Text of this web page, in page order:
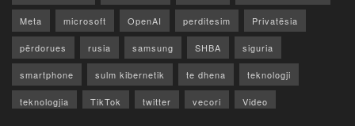
Meta microsoft OpenAI perditesim Privatësia
përdorues rusia samsung SHBA siguria
smartphone sulm kibernetik te dhena teknologji
teknologjia TikTok twitter vecori Video